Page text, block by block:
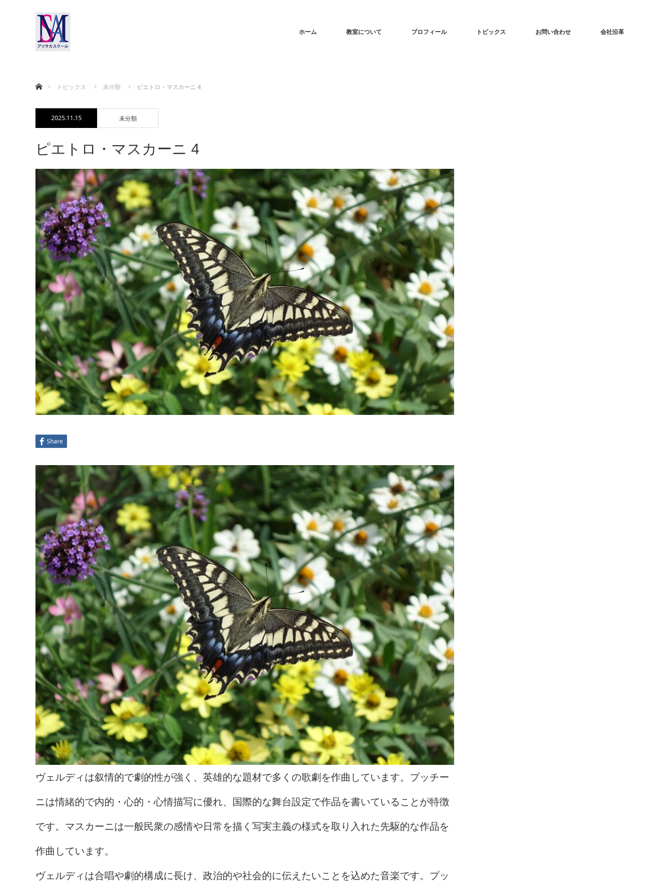
ホーム 教室について プロフィール トピックス お問い合わせ 会社沿革
トピックス
未分類 ピエトロ・マスカーニ 4
2025.11.15 未分類
ピエトロ・マスカーニ 4
Share
ヴェルディは叙情的で劇的性が強く、英雄的な題材で多くの歌劇を作曲しています。プッチー
ニは情緒的で内的・心的・心情描写に優れ、国際的な舞台設定で作品を書いていることが特徴
です。マスカーニは一般民衆の感情や日常を描く写実主義の様式を取り入れた先駆的な作品を
作曲しています。
ヴェルディは合唱や劇的構成に長け、政治的や社会的に伝えたいことを込めた音楽です。プッ